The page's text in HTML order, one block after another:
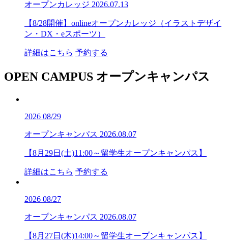
オープンカレッジ 2026.07.13
【8/28開催】onlineオープンカレッジ（イラストデザイ
ン・DX・eスポーツ）
詳細はこちら 予約する
OPEN CAMPUS オープンキャンパス
2026 08/29
オープンキャンパス 2026.08.07
【8月29日(土)11:00～留学生オープンキャンパス】
詳細はこちら 予約する
2026 08/27
オープンキャンパス 2026.08.07
【8月27日(木)14:00～留学生オープンキャンパス】